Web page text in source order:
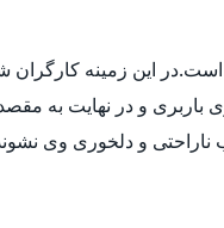
این زمینه کارگران
و در نهایت به
و دلخوری وی